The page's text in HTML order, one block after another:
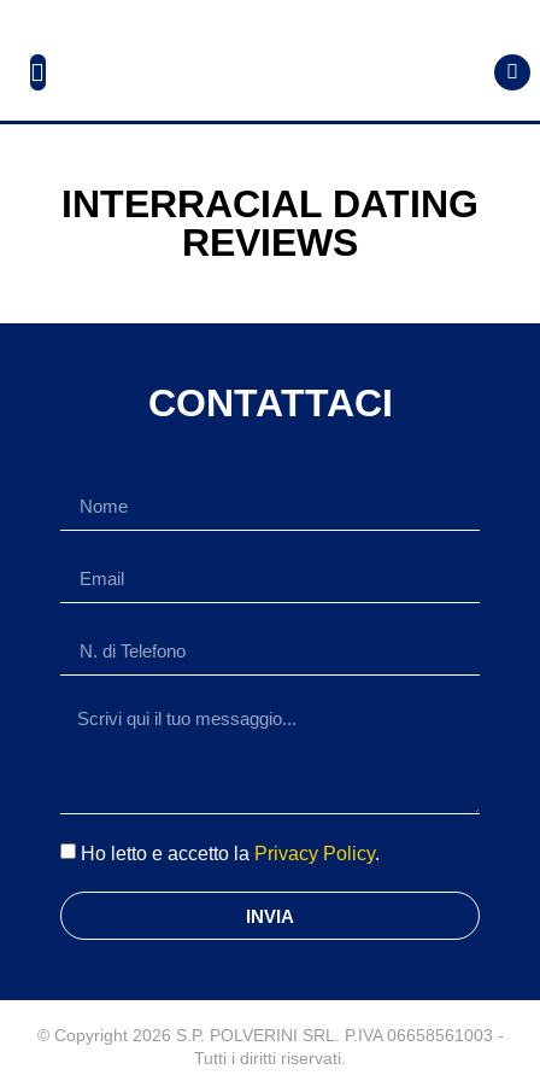
INTERRACIAL DATING
REVIEWS
CONTATTACI
Ho letto e accetto la Privacy Policy.
INVIA
© Copyright 2026 S.P. POLVERINI SRL. P.IVA 06658561003 -
Tutti i diritti riservati.